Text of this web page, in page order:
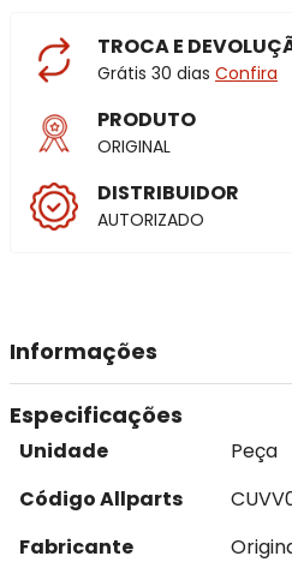
TROCA E
Grátis 30 dias Confira
PRODUTO
ORIGINAL
DISTRIBUIDOR
AUTORIZADO
Informações
Especificações
Unidade
Peça
Código Allparts
Fabricante